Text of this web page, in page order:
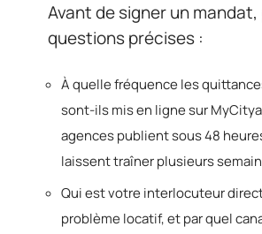
Avant de signer un
questions précises :
À quelle fréquence les
sont-ils mis en ligne sur
agences publient sous 48
laissent traîner plusieurs
Qui est votre interlocuteur
problème locatif, et par quel